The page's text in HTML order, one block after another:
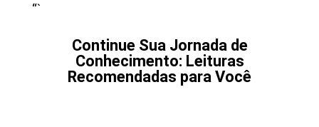
“`
Continue Sua Jornada de
Conhecimento: Leituras
Recomendadas para Você